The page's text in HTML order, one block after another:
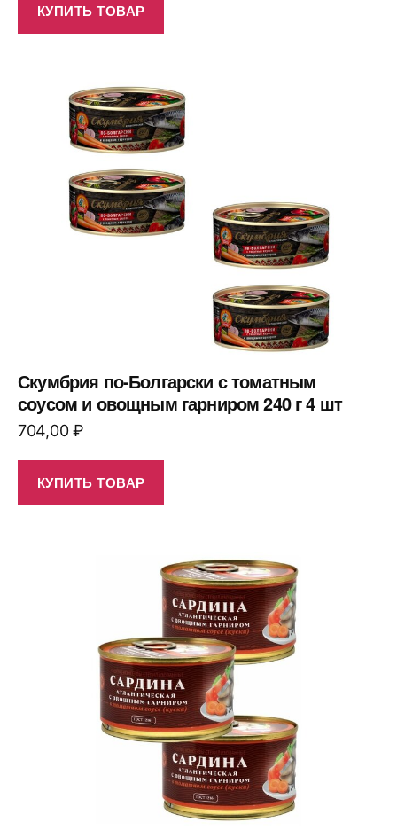
КУПИТЬ ТОВАР
Скумбрия по-Болгарски с томатным
соусом и овощным гарниром 240 г 4 шт
704,00₽
КУПИТЬ ТОВАР